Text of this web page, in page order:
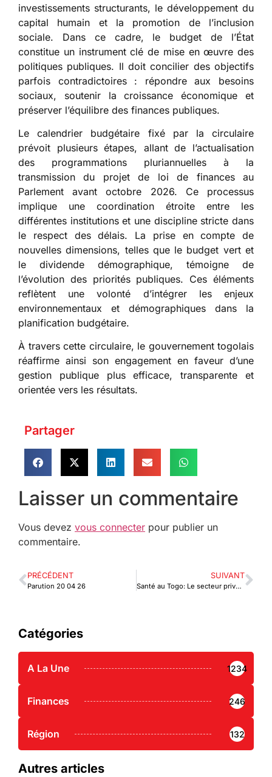
investissements structurants, le développement du
capital humain et la promotion de l’inclusion
sociale. Dans ce cadre, le budget de l’État
constitue un instrument clé de mise en œuvre des
politiques publiques. Il doit concilier des objectifs
parfois contradictoires : répondre aux besoins
sociaux, soutenir la croissance économique et
préserver l’équilibre des finances publiques.
Le calendrier budgétaire fixé par la circulaire
prévoit plusieurs étapes, allant de l’actualisation
des programmations pluriannuelles à la
transmission du projet de loi de finances au
Parlement avant octobre 2026. Ce processus
implique une coordination étroite entre les
différentes institutions et une discipline stricte dans
le respect des délais. La prise en compte de
nouvelles dimensions, telles que le budget vert et
le dividende démographique, témoigne de
l’évolution des priorités publiques. Ces éléments
reflètent une volonté d’intégrer les enjeux
environnementaux et démographiques dans la
planification budgétaire.
À travers cette circulaire, le gouvernement togolais
réaffirme ainsi son engagement en faveur d’une
gestion publique plus efficace, transparente et
orientée vers les résultats.
Partager
Laisser un commentaire
Vous devez vous connecter pour publier un
commentaire.
PRÉCÉDENT
Parution 20 04 26
SUIVANT
Santé au Togo: Le secteur privé mobilisé autour de l’Assurance Maladie Universelle
Catégories
A La Une 1234
Finances 246
Région 132
Autres articles